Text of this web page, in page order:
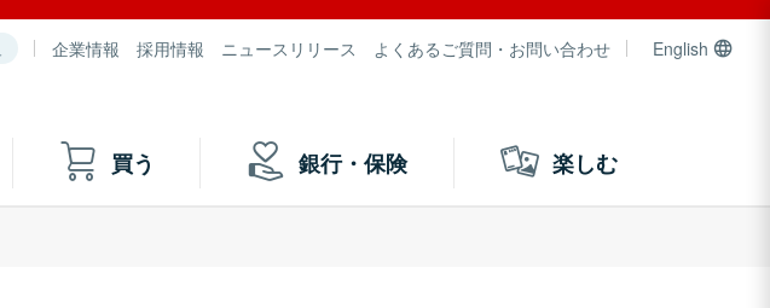
企業情報 採用情報 ニュースリリース よくあるご質問・お問い合わせ English
買う 銀行・保険 楽しむ